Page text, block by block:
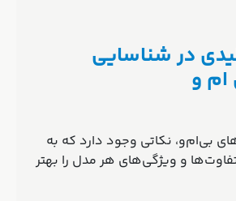
در شناسایی
و
بی‌ام‌و، نکاتی وجود دارد که به
و ویژگی‌های هر مدل را بهتر